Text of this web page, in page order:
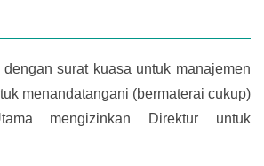
surat kuasa untuk manajemen
menandatangani (bermaterai cukup)
mengizinkan Direktur untuk